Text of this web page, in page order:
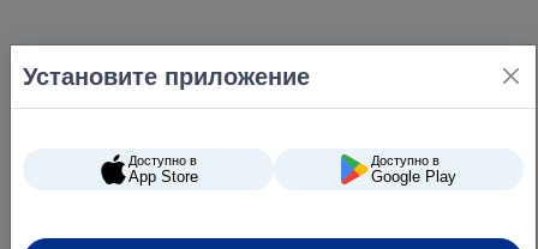
Установите приложение
Доступно в
App Store
Доступно в
Google Play